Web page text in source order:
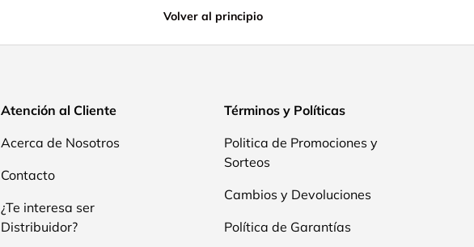
Volver al principio
Atención al Cliente
Acerca de Nosotros
Contacto
¿Te interesa ser
Distribuidor?
Términos y Políticas
Politica de Promociones y
Sorteos
Cambios y Devoluciones
Política de Garantías